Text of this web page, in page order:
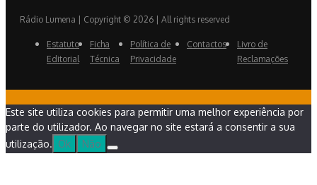
Rádio Lumena | Copyright © 2026 | All rights reserved
Estatuto
Editorial
Ficha
Técnica
Política de
Privacidade
Contactos
Livro de
Reclamações
Este site utiliza cookies para permitir uma melhor experiência por
parte do utilizador. Ao navegar no site estará a consentir a sua
utilização. Ok Não